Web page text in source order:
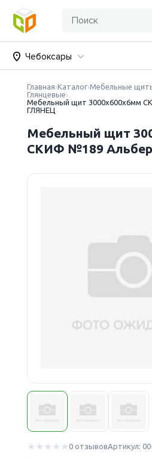
Чебоксары
Главная Каталог Мебельные
Глянцевые
Мебельный щит 3000х600х6мм
ГЛЯНЕЦ
Мебельный щит
СКИФ №189
0 отзывовАртикул: